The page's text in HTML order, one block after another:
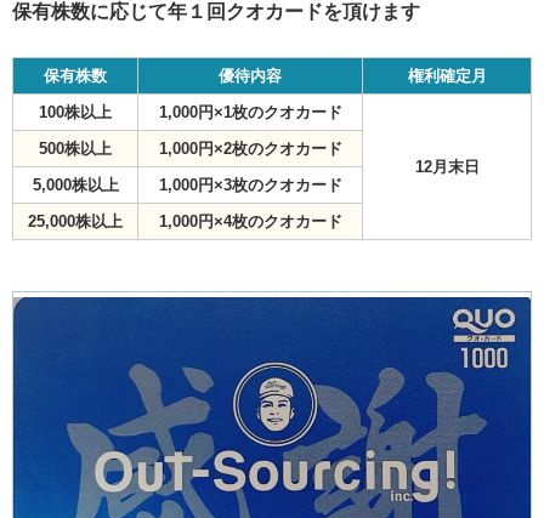
保有株数に応じて年１回クオカードを頂けます
保有株数 優待内容
権利確定月
100株以上
1,000円×1枚のクオカード
12月末日
500株以上
1,000円×2枚のクオカード
5,000株以上
1,000円×3枚のクオカード
25,000株以上
1,000円×4枚のクオカード